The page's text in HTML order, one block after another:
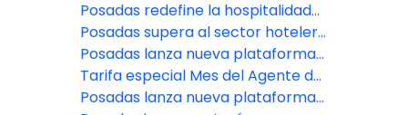
portafolio de Posadas
Posadas redefine la hospitalidad
con el lanzamiento de Fiesta
Americana Travelty Exclusive
Experiences
Posadas supera al sector hotelero
en experiencia del cliente
Posadas lanza nueva plataforma
de reservas para asesores de
viajes
Tarifa especial Mes del Agente de
Viajes: Fiesta Americana Travelty
Posadas lanza nueva plataforma